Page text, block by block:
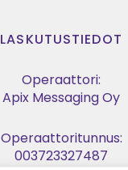
LASKUTUSTIEDOT
Operaattori:
Apix Messaging Oy
Operaattoritunnus:
003723327487